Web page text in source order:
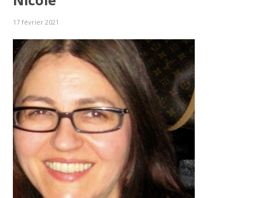
17 février 2021